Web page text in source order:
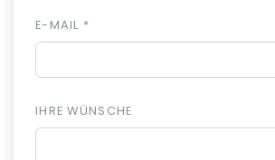
E-MAIL *
IHRE WÜNSCHE